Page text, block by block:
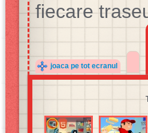
fiecare
joaca pe tot ecranul